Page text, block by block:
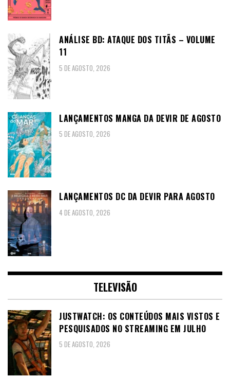
ANÁLISE BD: ATAQUE DOS TITÃS – VOLUME
11
5 DE AGOSTO, 2026
LANÇAMENTOS MANGA DA DEVIR DE AGOSTO
5 DE AGOSTO, 2026
LANÇAMENTOS DC DA DEVIR PARA AGOSTO
4 DE AGOSTO, 2026
TELEVISÃO
JUSTWATCH: OS CONTEÚDOS MAIS VISTOS E
PESQUISADOS NO STREAMING EM JULHO
5 DE AGOSTO, 2026